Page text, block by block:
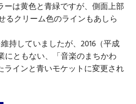
ーは黄色と青緑ですが、側面上部
るクリーム色のラインもあしら
持していましたが、2016（平成
にともない、「音楽のまちかわ
ラインと青いモケットに変更され